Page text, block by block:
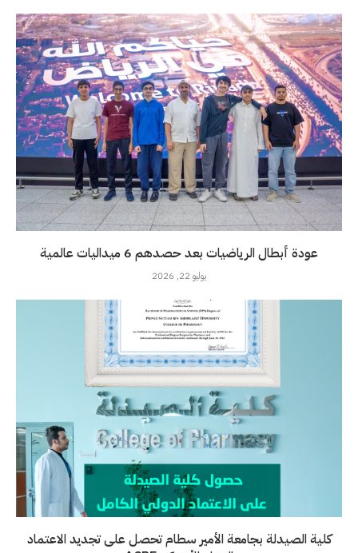
عودة أبطال الرياضيات بعد حصدهم 6 ميداليات عالمية
يوليو 22, 2026
كلية الصيدلة بجامعة الأمير سطام تحصل على تجديد الاعتماد